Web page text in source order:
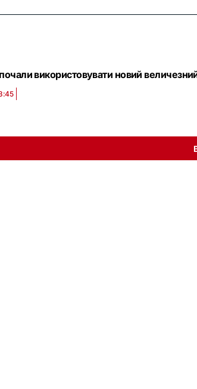
почали використовувати новий